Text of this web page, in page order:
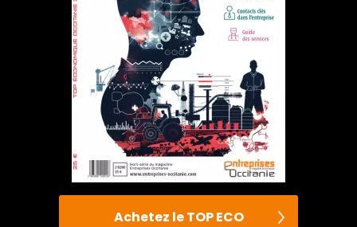
Achetez le TOP ECO